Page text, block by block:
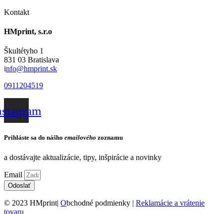
Kontakt
HMprint, s.r.o
Škultétyho 1
831 03 Bratislava
info@hmprint.sk
0911204519
Prihláste sa do nášho emailového zoznamu
a dostávajte aktualizácie, tipy, inšpirácie a novinky
Email
Odoslať
© 2023 HMprint| Obchodné podmienky | Reklamácie a vrátenie
tovaru